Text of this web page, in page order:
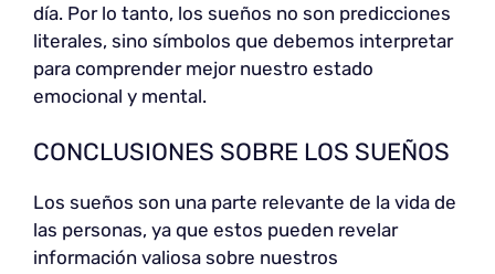
día. Por lo tanto, los sueños no son predicciones
literales, sino símbolos que debemos interpretar
para comprender mejor nuestro estado
emocional y mental.
CONCLUSIONES SOBRE LOS SUEÑOS
Los sueños son una parte relevante de la vida de
las personas, ya que estos pueden revelar
información valiosa sobre nuestros